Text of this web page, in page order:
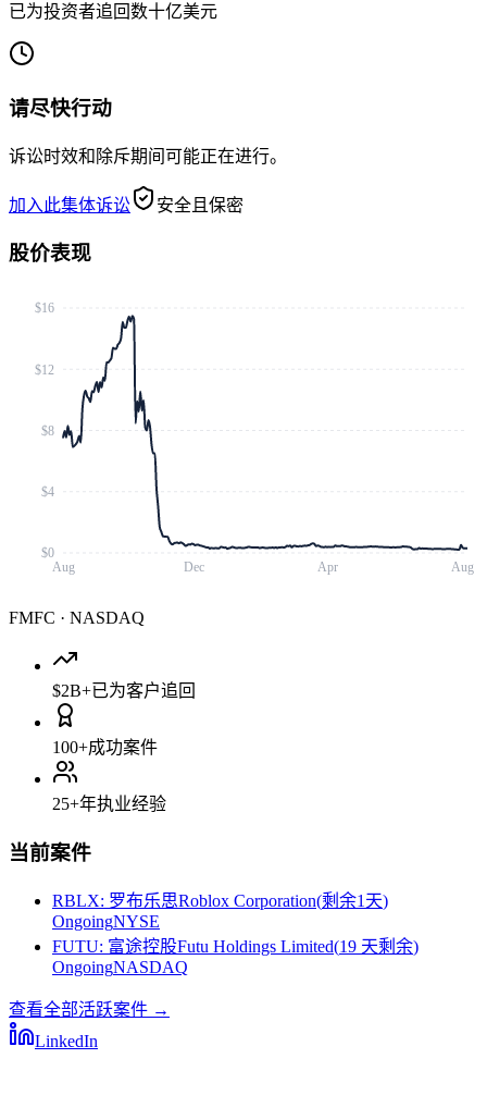
已为投资者追回数十亿美元
请尽快行动
诉讼时效和除斥期间可能正在进行。
加入此集体诉讼 安全且保密
股价表现
Aug Dec Apr Aug
$0
$4
$8
$12
$16
FMFC · NASDAQ
$2B+已为客户追回
100+成功案件
25+年执业经验
当前案件
RBLX: 罗布乐思Roblox Corporation(剩余1天)
OngoingNYSE
FUTU: 富途控股Futu Holdings Limited(19 天剩余)
OngoingNASDAQ
查看全部活跃案件 →
LinkedIn